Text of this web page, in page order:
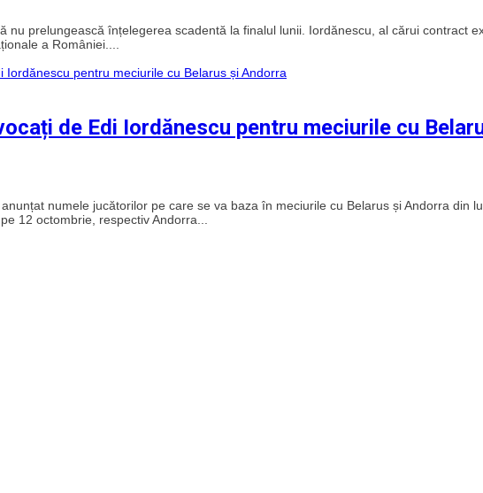
nu prelungească înțelegerea scadentă la finalul lunii. Iordănescu, al cărui contract
a României....
de Edi Iordănescu pentru meciurile cu
numele jucătorilor pe care se va baza în meciurile cu Belarus și Andorra din
12 octombrie, respectiv Andorra...